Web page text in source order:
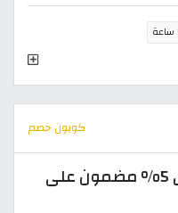
كوبون خصم
كود كروكس 2026: تخفيض 5% مضمون على